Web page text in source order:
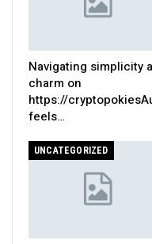
Navigating simplicity
charm on
https://
feels…
UNCATEGORIZED